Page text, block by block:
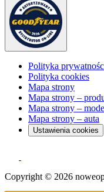
Polityka
Polityka cookies
Mapa strony
Mapa strony –
Mapa strony –
Mapa strony – auta
Ustawienia cookies
Copyright © 2026